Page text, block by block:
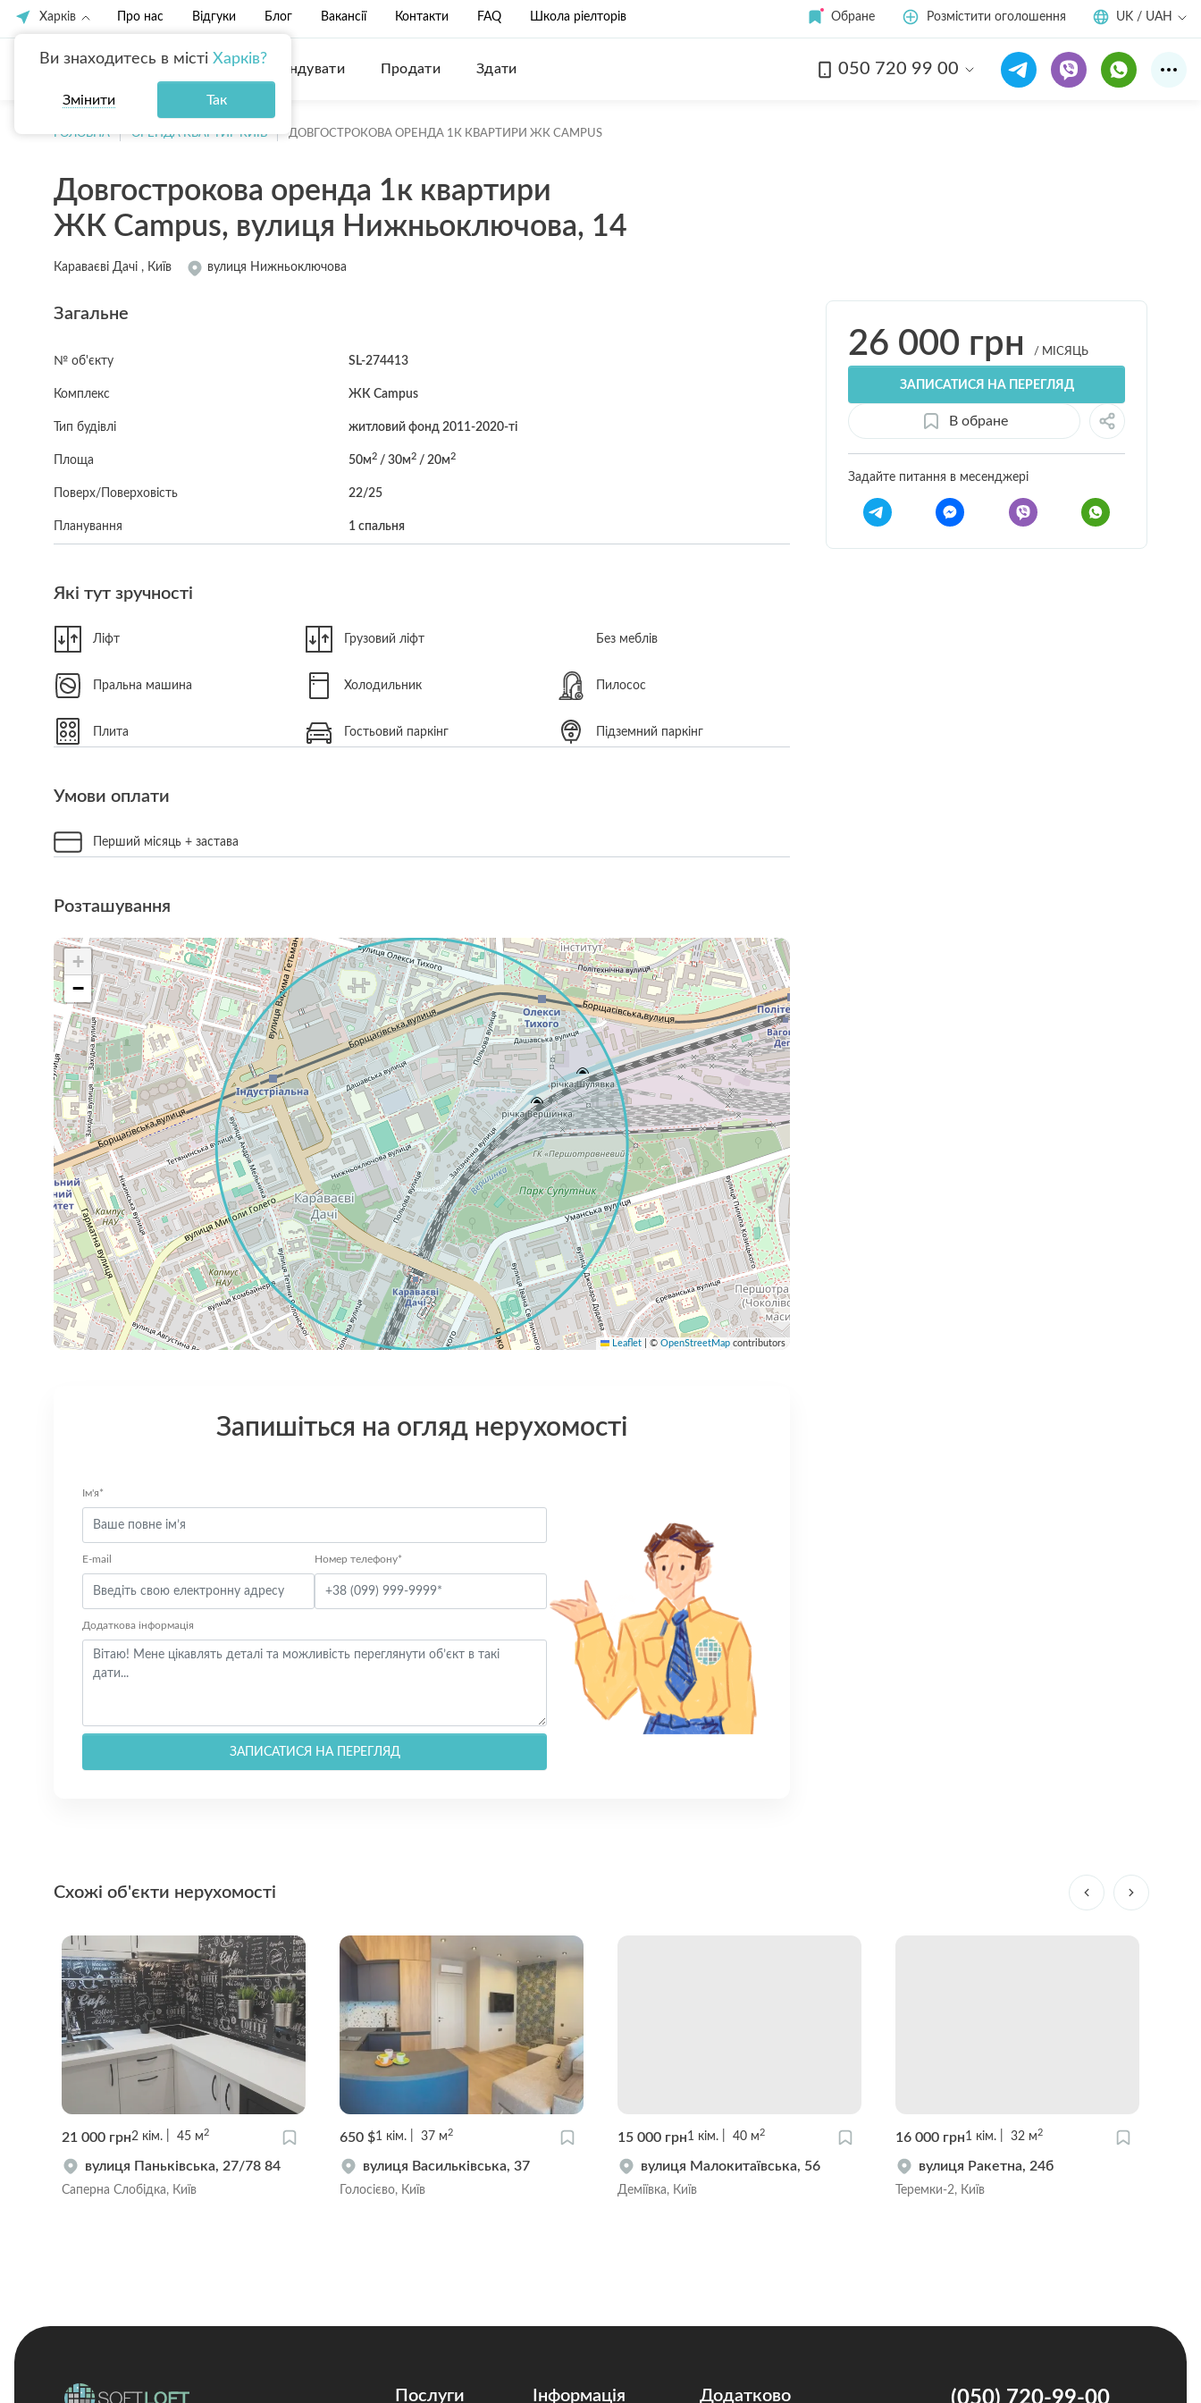
Харків
Ви знаходитесь в місті Харків?
Змінити Так
Про нас Відгуки Блог Вакансії Контакти FAQ Школа ріелторів Обране Розмістити оголошення UK / UAH
Орендувати Продати Здати 050 720 99 00Дивитись усі7 фото
ГОЛОВНА ОРЕНДА КВАРТИР КИЇВ ДОВГОСТРОКОВА ОРЕНДА 1К КВАРТИРИ ЖК CAMPUS
Довгострокова оренда 1к квартири
ЖК Campus, вулиця Нижньоключова, 14
Караваєві Дачі , Київ вулиця Нижньоключова
Загальне
№ об'єкту SL-274413
Комплекс ЖК Campus
Тип будівлі житловий фонд 2011-2020-ті
Площа 50м2/ 30м2/ 20м2
Поверх/Поверховість 22/25
Планування 1 спальня
Які тут зручності
Ліфт Грузовий ліфт Без меблів
Пральна машина Холодильник Пилосос
Плита Гостьовий паркінг Підземний паркінг
Умови оплати
Перший місяць + застава
Розташування
+
−
Leaflet © OpenStreetMap contributors
Запишіться на огляд нерухомості
Ім'я*
E-mail Номер телефону*
Додаткова інформація
ЗАПИСАТИСЯ НА ПЕРЕГЛЯД
26 000 грн / МІСЯЦЬ
ЗАПИСАТИСЯ НА ПЕРЕГЛЯД
В обране
Задайте питання в месенджері
Схожі об'єкти нерухомості
21 000 грн2 кім. 45 м2
вулиця Паньківська, 27/78 84
Саперна Слобідка, Київ
650 $1 кім. 37 м2
вулиця Васильківська, 37
Голосієво, Київ
15 000 грн1 кім. 40 м2
вулиця Малокитаївська, 56
Деміївка, Київ
16 000 грн1 кім. 32 м2
вулиця Ракетна, 24б
Теремки-2, Київ
Послуги Інформація Додатково (050) 720-99-00